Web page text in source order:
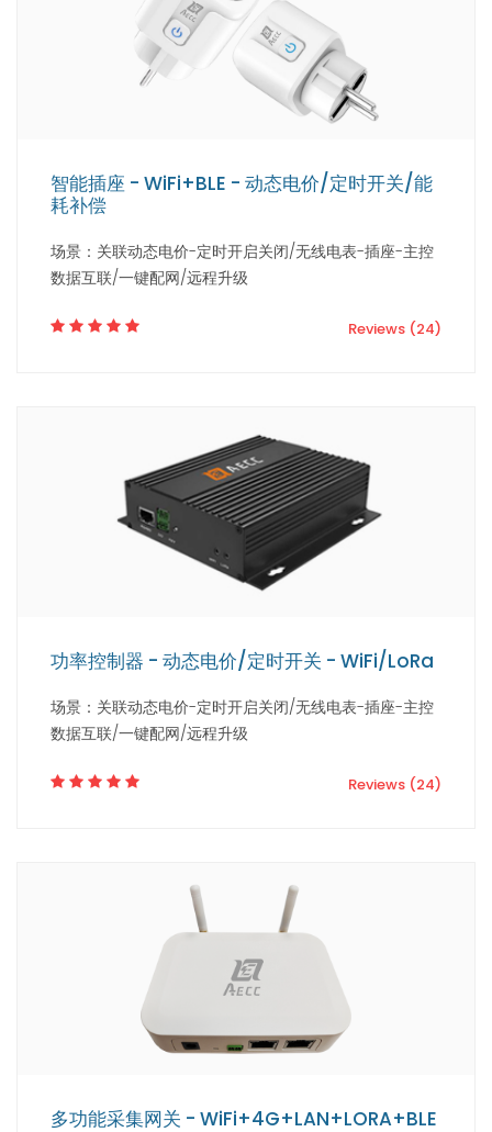
智能插座 - WiFi+BLE - 动态电价/定时开关/能
耗补偿
场景：关联动态电价-定时开启关闭/无线电表-插座-主控
数据互联/一键配网/远程升级
Reviews (24)
功率控制器 - 动态电价/定时开关 - WiFi/LoRa
场景：关联动态电价-定时开启关闭/无线电表-插座-主控
数据互联/一键配网/远程升级
Reviews (24)
多功能采集网关 - WiFi+4G+LAN+LORA+BLE